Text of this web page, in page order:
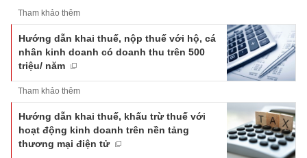
Tham khảo thêm
Hướng dẫn khai thuế, nộp thuế với hộ, cá
nhân kinh doanh có doanh thu trên 500
triệu/ năm
Tham khảo thêm
Hướng dẫn khai thuế, khấu trừ thuế với
hoạt động kinh doanh trên nền tảng
thương mại điện tử